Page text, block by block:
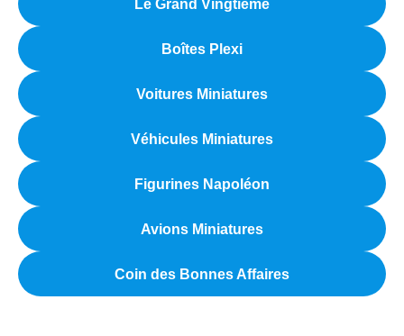
Le Grand Vingtième
Boîtes Plexi
Voitures Miniatures
Véhicules Miniatures
Figurines Napoléon
Avions Miniatures
Coin des Bonnes Affaires